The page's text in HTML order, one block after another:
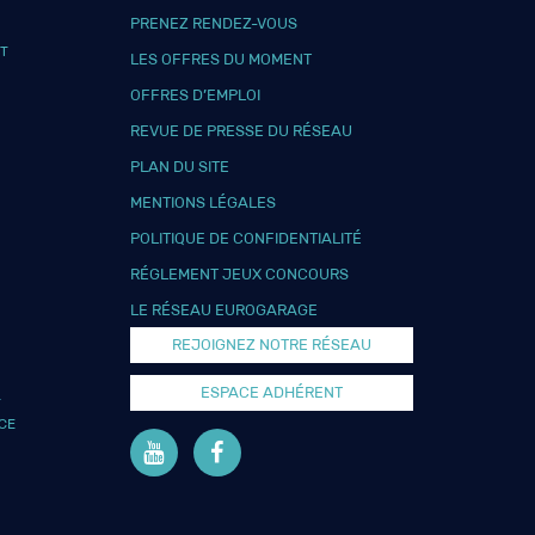
PRENEZ RENDEZ-VOUS
LES OFFRES DU MOMENT
OFFRES D’EMPLOI
REVUE DE PRESSE DU RÉSEAU
PLAN DU SITE
MENTIONS LÉGALES
POLITIQUE DE CONFIDENTIALITÉ
RÉGLEMENT JEUX CONCOURS
LE RÉSEAU EUROGARAGE
REJOIGNEZ NOTRE RÉSEAU
ESPACE ADHÉRENT